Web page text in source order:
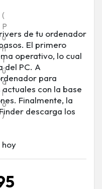
(
P
u
n
t
ú
a
l
o
)
de tu ordenador
El primero
operativo, lo cual
del PC. A
para
con la base
Finalmente, la
descarga los
hoy